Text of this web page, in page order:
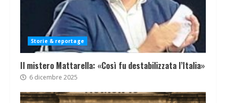
Storie & reportage
Il mistero Mattarella: «Così fu destabilizzata l’Italia»
6 dicembre 2025